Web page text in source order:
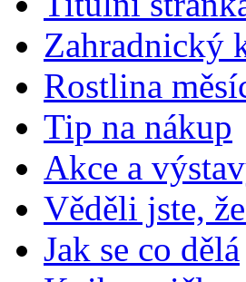
Zahradnický
Rostlina
Tip na nákup
Akce a
Věděli jste,
Jak se co dělá